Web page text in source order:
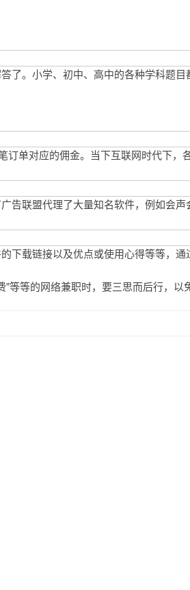
了。小学、初中、高中的各种学科题
单对应的佣金。当下互联网时代下，
告联盟代理了大量知名软件，例如会
下载链接以及优点或使用心得等等，
等的网络兼职时，要三思而后行，以